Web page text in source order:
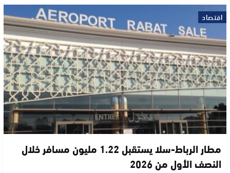
اقتصاد
مطار الرباط-سلا يستقبل 1.22 مليون مسافر خلال
النصف الأول من 2026